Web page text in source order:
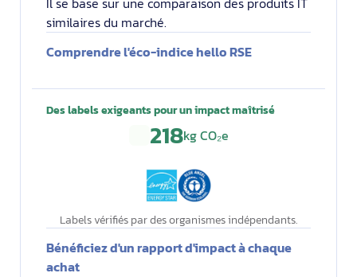
similaires du marché.
Comprendre l'éco-indice hello RSE
Des labels exigeants pour un impact maîtrisé
218kg CO₂e
Labels vérifiés par des organismes indépendants.
Bénéficiez d'un rapport d'impact à chaque
achat